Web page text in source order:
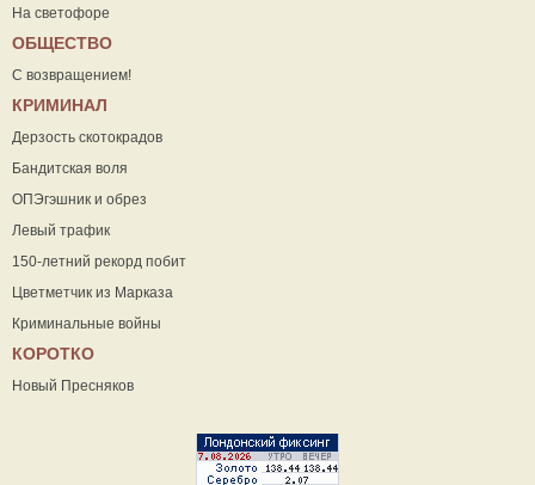
На светофоре
ОБЩЕСТВО
С возвращением!
КРИМИНАЛ
Дерзость скотокрадов
Бандитская воля
ОПЭгэшник и обрез
Левый трафик
150-летний рекорд побит
Цветметчик из Марказа
Криминальные войны
КОРОТКО
Новый Пресняков